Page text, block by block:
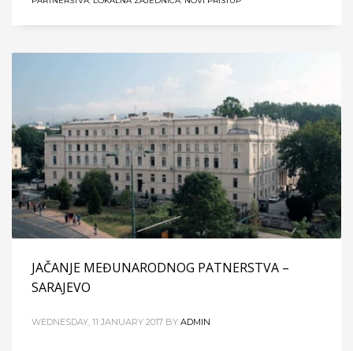
JAČANJE MEĐUNARODNOG PATNERSTVA –
SARAJEVO
WEDNESDAY, 11 JANUARY 2017 BY ADMIN